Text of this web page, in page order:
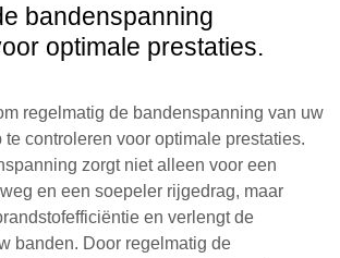
bandenspanning
optimale prestaties.
regelmatig de bandenspanning van uw
te controleren voor optimale prestaties.
zorgt niet alleen voor een
en een soepeler rijgedrag, maar
en verlengt de
banden. Door regelmatig de